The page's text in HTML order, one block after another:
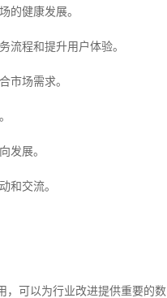
的健康发展。
流程和提升用户体验。
市场需求。
发展。
和交流。
，可以为行业改进提供重要的数